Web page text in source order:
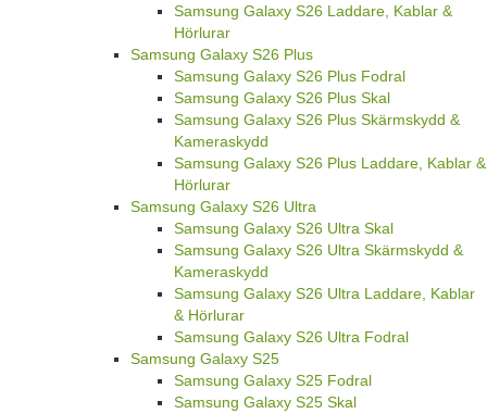
Samsung Galaxy S26 Laddare, Kablar &
Hörlurar
Samsung Galaxy S26 Plus
Samsung Galaxy S26 Plus Fodral
Samsung Galaxy S26 Plus Skal
Samsung Galaxy S26 Plus Skärmskydd &
Kameraskydd
Samsung Galaxy S26 Plus Laddare, Kablar &
Hörlurar
Samsung Galaxy S26 Ultra
Samsung Galaxy S26 Ultra Skal
Samsung Galaxy S26 Ultra Skärmskydd &
Kameraskydd
Samsung Galaxy S26 Ultra Laddare, Kablar
& Hörlurar
Samsung Galaxy S26 Ultra Fodral
Samsung Galaxy S25
Samsung Galaxy S25 Fodral
Samsung Galaxy S25 Skal